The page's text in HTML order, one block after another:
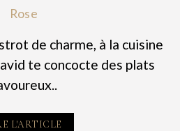
Rose
de charme, à la cuisine
te concocte des plats
L'ARTICLE